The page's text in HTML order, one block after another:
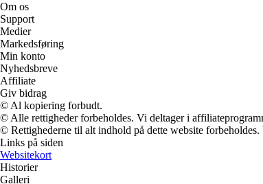
Om os
Support
Medier
Markedsføring
Min konto
Nyhedsbreve
Affiliate
Giv bidrag
© Al kopiering forbudt.
© Alle rettigheder forbeholdes. Vi deltager i
© Rettighederne til alt indhold på dette website
Links på siden
Websitekort
Historier
Galleri